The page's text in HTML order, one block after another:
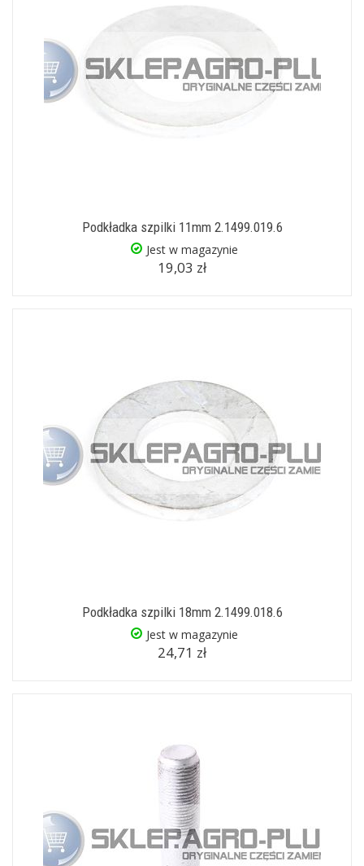
Podkładka szpilki 11mm 2.1499.019.6
Jest w magazynie
19,03 zł
Podkładka szpilki 18mm 2.1499.018.6
Jest w magazynie
24,71 zł